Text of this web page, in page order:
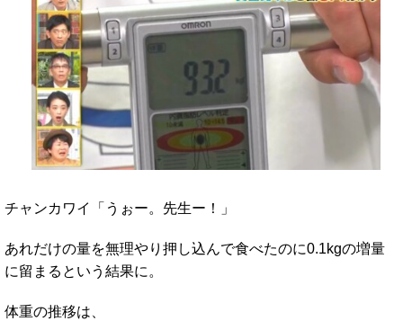
チャンカワイ「うぉー。先生ー！」
あれだけの量を無理やり押し込んで食べたのに0.1kgの増量
に留まるという結果に。
体重の推移は、